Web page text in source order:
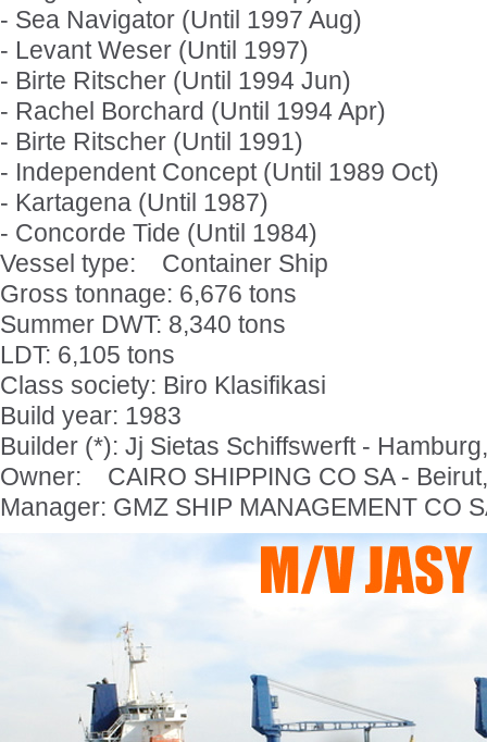
- Sea Navigator (Until 1997 Aug)
- Levant Weser (Until 1997)
- Birte Ritscher (Until 1994 Jun)
- Rachel Borchard (Until 1994 Apr)
- Birte Ritscher (Until 1991)
- Independent Concept (Until 1989 Oct)
- Kartagena (Until 1987)
- Concorde Tide (Until 1984)
Vessel type: Container Ship
Gross tonnage: 6,676 tons
Summer DWT: 8,340 tons
LDT: 6,105 tons
Class society: Biro Klasifikasi
Build year: 1983
Builder (*): Jj Sietas Schiffswerft -
Owner: CAIRO SHIPPING CO SA -
Manager: GMZ SHIP MANAGEMENT CO